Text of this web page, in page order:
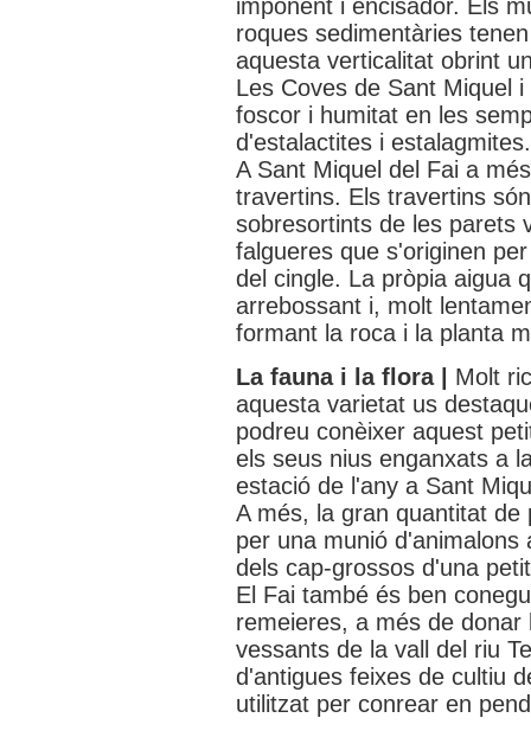
imponent i encisador. Els
roques sedimentàries
aquesta verticalitat obrint
Les Coves de Sant Miquel
foscor i humitat en les
d'estalactites i estalagmites.
A Sant Miquel del Fai a
travertins. Els travertins
sobresortints de les parets
falgueres que s'originen
del cingle. La pròpia aigua
arrebossant i, molt
formant la roca i la planta
La fauna i la flora | Molt
aquesta varietat us
podreu conèixer aquest
els seus nius enganxats a
estació de l'any a Sant
A més, la gran quantitat de
per una munió
dels cap-grossos d'una
El Fai també és ben
remeieres, a més de donar
vessants de la vall del riu
d'antigues feixes de cultiu
utilitzat per conrear en